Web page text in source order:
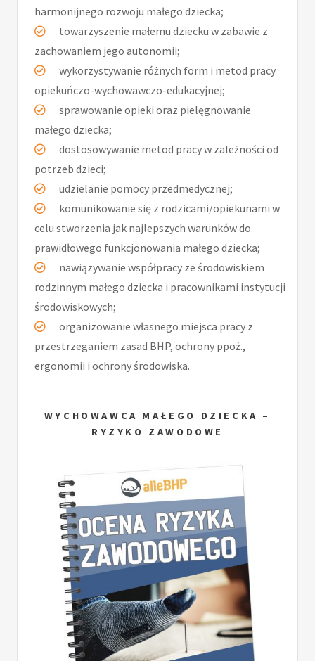
harmonijnego rozwoju małego dziecka;
towarzyszenie małemu dziecku w zabawie z
zachowaniem jego autonomii;
wykorzystywanie różnych form i metod pracy
opiekuńczo-wychowawczo-edukacyjnej;
sprawowanie opieki oraz pielęgnowanie
małego dziecka;
dostosowywanie metod pracy w zależności od
potrzeb dzieci;
udzielanie pomocy przedmedycznej;
komunikowanie się z rodzicami/opiekunami w
celu stworzenia jak najlepszych warunków do
prawidłowego funkcjonowania małego dziecka;
nawiązywanie współpracy ze środowiskiem
rodzinnym małego dziecka i pracownikami instytucji
środowiskowych;
organizowanie własnego miejsca pracy z
przestrzeganiem zasad BHP, ochrony ppoż.,
ergonomii i ochrony środowiska.
WYCHOWAWCA MAŁEGO DZIECKA –
RYZYKO ZAWODOWE